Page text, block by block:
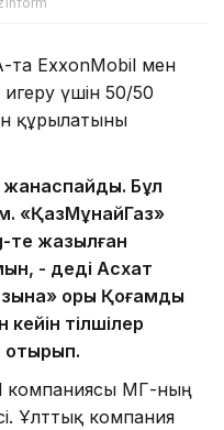
та ExxonMobil мен
игеру үшін 50/50
құрылатыны
жанаспайды. Бұл
«ҚазМұнайГаз»
те жазылған
- деді Асхат
қоры Қоғамдық
тілшілер
отырып.
ҚМГ-ның
Ұлттық компания